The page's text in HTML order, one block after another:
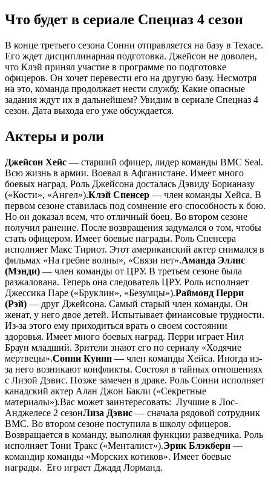
Что будет в сериале Спецназ 4 сезон
В конце третьего сезона Сонни отправляется на базу в Техасе.
Его ждет дисциплинарная подготовка. Джейсон не доволен,
что Клэй принял участие в программе по подготовке
офицеров. Он хочет перевести его на другую базу. Несмотря
на это, команда продолжает нести службу. Какие опасные
задания ждут их в дальнейшем? Увидим в сериале Спецназ 4
сезон. Дата выхода его уже обсуждается.
Актеры и роли
Джейсон Хейс — старший офицер, лидер команды ВМС Seal.
Всю жизнь в армии. Воевал в Афганистане. Имеет много
боевых наград. Роль Джейсона досталась Дэвиду Борианазу
(«Кости», «Ангел»).Клэй Спенсер — член команды Хейса. В
первом сезоне ставилась под сомнение его способность к бою.
Но он доказал всем, что отличный боец. Во втором сезоне
получил ранение. После возвращения задумался о том, чтобы
стать офицером. Имеет боевые награды. Роль Спенсера
исполняет Макс Тириот. Этот американский актер снимался в
фильмах «На гребне волны», «Связи нет».Аманда Эллис
(Мэнди) — член команды от ЦРУ. В третьем сезоне была
разжалована. Теперь она следователь ЦРУ. Роль исполняет
Джессика Паре («Бруклин», «Безумцы»).Раймонд Перри
(Рэй) — друг Джейсона. Самый старый член команды. Он
женат, у него двое детей. Испытывает финансовые трудности.
Из-за этого ему приходиться врать о своем состоянии
здоровья. Имеет много боевых наград. Перри играет Нил
Браун младший. Зрители знают его по сериалу «Ходячие
мертвецы».Сонни Куинн — член команды Хейса. Иногда из-
за него возникают конфликты. Состоял в тайных отношениях
с Лизой Дэвис. Позже замечен в драке. Роль Сонни исполняет
канадский актер Алан Джон Бакли («Секретные
материалы»).Вас может заинтересовать: Лучшие в Лос-
Анджелесе 2 сезонЛиза Дэвис — сначала рядовой сотрудник
ВМС. Во втором сезоне поступила в школу офицеров.
Возвращается в команду, выполняя функции разведчика. Роль
исполняет Тони Тракс («Менталист»).Эрик Блэкберн —
командир команды «Морских котиков». Имеет боевые
награды. Его играет Джадд Лорманд.